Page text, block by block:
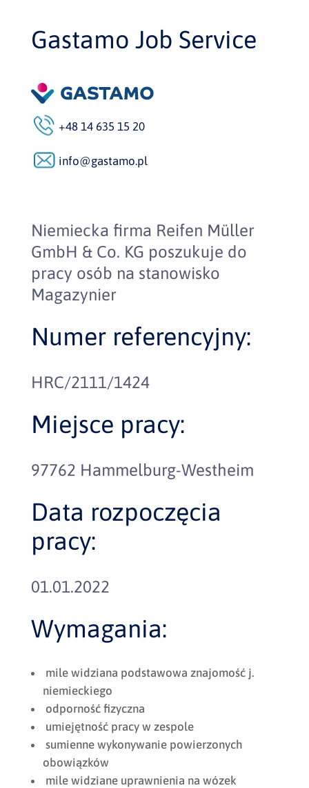
Gastamo Job Service
+48 14 635 15 20
info@gastamo.pl
Niemiecka firma Reifen Müller
GmbH & Co. KG poszukuje do
pracy osób na stanowisko
Magazynier
Numer referencyjny:
HRC/2111/1424
Miejsce pracy:
97762 Hammelburg-Westheim
Data rozpoczęcia
pracy:
01.01.2022
Wymagania:
mile widziana podstawowa znajomość j.
niemieckiego
odporność fizyczna
umiejętność pracy w zespole
sumienne wykonywanie powierzonych
obowiązków
mile widziane uprawnienia na wózek